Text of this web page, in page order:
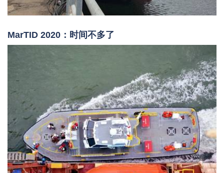
MarTID 2020：时间不多了